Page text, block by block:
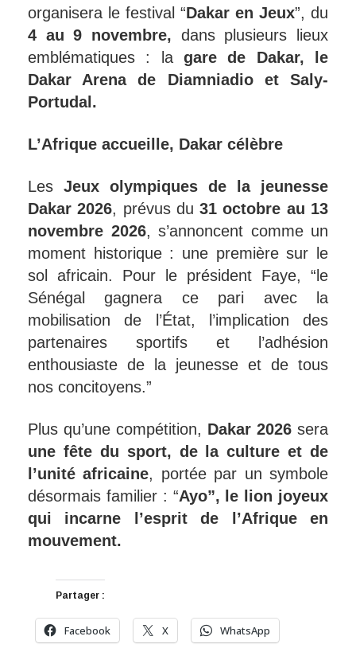
organisera le festival “Dakar en Jeux”, du
4 au 9 novembre, dans plusieurs lieux
emblématiques : la gare de Dakar, le
Dakar Arena de Diamniadio et Saly-
Portudal.
L’Afrique accueille, Dakar célèbre
Les Jeux olympiques de la jeunesse
Dakar 2026, prévus du31 octobre au 13
novembre 2026, s’annoncent comme un
moment historique : une première sur le
sol africain. Pour le président Faye, “le
Sénégal gagnera ce pari avec la
mobilisation de l’État, l’implication des
partenaires sportifs et l’adhésion
enthousiaste de la jeunesse et de tous
nos concitoyens.”
Plus qu’une compétition, Dakar 2026 sera
une fête du sport, de la culture et de
l’unité africaine, portée par un symbole
désormais familier : “Ayo”, le lion joyeux
qui incarne l’esprit de l’Afrique en
mouvement.
Partager :
Facebook X WhatsApp